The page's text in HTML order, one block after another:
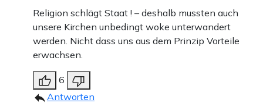
Religion schlägt Staat ! – deshalb mussten auch
unsere Kirchen unbedingt woke unterwandert
werden. Nicht dass uns aus dem Prinzip Vorteile
erwachsen.
6
Antworten